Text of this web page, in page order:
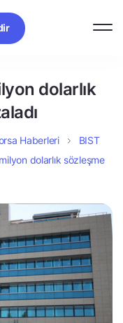
dolarlık
Haberleri
BIST
dolarlık sözleşme